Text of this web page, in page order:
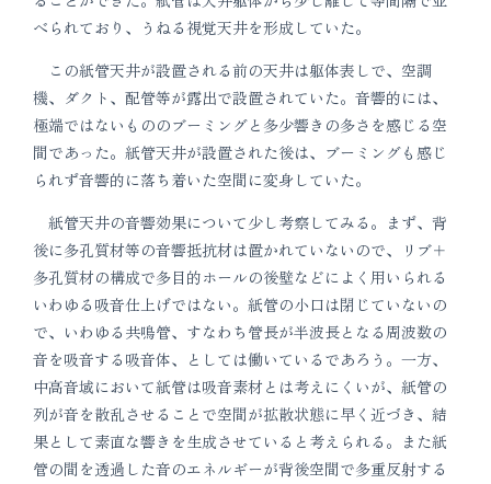
べられており、うねる視覚天井を形成していた。
この紙管天井が設置される前の天井は躯体表しで、空調
機、ダクト、配管等が露出で設置されていた。音響的には、
極端ではないもののブーミングと多少響きの多さを感じる空
間であった。紙管天井が設置された後は、ブーミングも感じ
られず音響的に落ち着いた空間に変身していた。
紙管天井の音響効果について少し考察してみる。まず、背
後に多孔質材等の音響抵抗材は置かれていないので、リブ＋
多孔質材の構成で多目的ホールの後壁などによく用いられる
いわゆる吸音仕上げではない。紙管の小口は閉じていないの
で、いわゆる共鳴管、すなわち管長が半波長となる周波数の
音を吸音する吸音体、としては働いているであろう。一方、
中高音域において紙管は吸音素材とは考えにくいが、紙管の
列が音を散乱させることで空間が拡散状態に早く近づき、結
果として素直な響きを生成させていると考えられる。また紙
管の間を透過した音のエネルギーが背後空間で多重反射する